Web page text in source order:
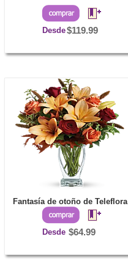
Desde$119.99
Fantasía de otoño de Teleflora
Desde $64.99